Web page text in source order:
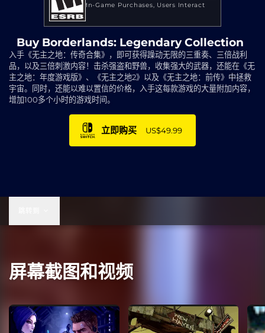
In-Game Purchases
Users Interact
Buy Borderlands: Legendary Collection
入手《无主之地：传奇合集》，即可获得躁动无限的三重奏、三倍战利
品，以及三倍刺激内容！击杀强盗和野兽，收集强大的武器，还能在《无
主之地：年度游戏版》、《无主之地2》以及《无主之地：前传》中拯救
宇宙。同时，还能以难以置信的价格，入手这每款游戏的大量附加内容，
增加100多个小时的游戏时间。
立即购买 US$49.99
屏幕截图和视频